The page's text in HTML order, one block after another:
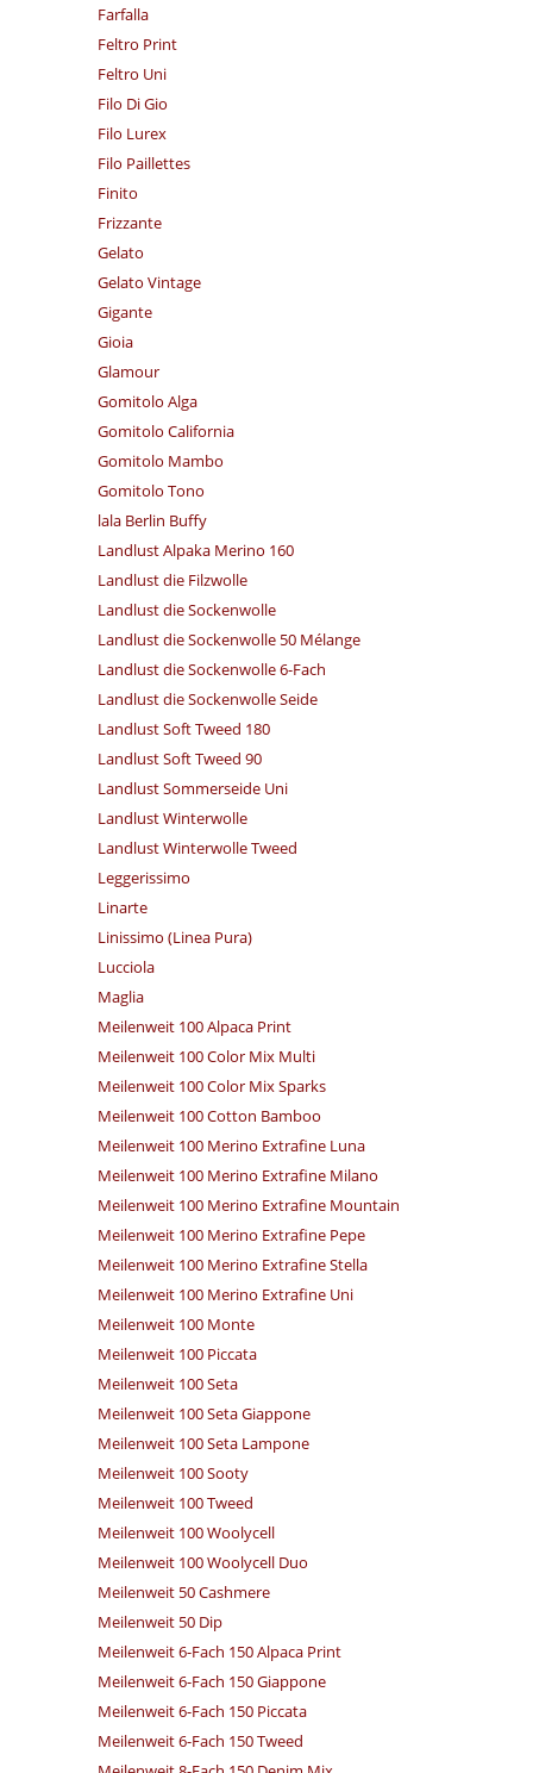
Farfalla
Feltro Print
Feltro Uni
Filo Di Gio
Filo Lurex
Filo Paillettes
Finito
Frizzante
Gelato
Gelato Vintage
Gigante
Gioia
Glamour
Gomitolo Alga
Gomitolo California
Gomitolo Mambo
Gomitolo Tono
lala Berlin Buffy
Landlust Alpaka Merino 160
Landlust die Filzwolle
Landlust die Sockenwolle
Landlust die Sockenwolle 50 Mélange
Landlust die Sockenwolle 6-Fach
Landlust die Sockenwolle Seide
Landlust Soft Tweed 180
Landlust Soft Tweed 90
Landlust Sommerseide Uni
Landlust Winterwolle
Landlust Winterwolle Tweed
Leggerissimo
Linarte
Linissimo (Linea Pura)
Lucciola
Maglia
Meilenweit 100 Alpaca Print
Meilenweit 100 Color Mix Multi
Meilenweit 100 Color Mix Sparks
Meilenweit 100 Cotton Bamboo
Meilenweit 100 Merino Extrafine Luna
Meilenweit 100 Merino Extrafine Milano
Meilenweit 100 Merino Extrafine Mountain
Meilenweit 100 Merino Extrafine Pepe
Meilenweit 100 Merino Extrafine Stella
Meilenweit 100 Merino Extrafine Uni
Meilenweit 100 Monte
Meilenweit 100 Piccata
Meilenweit 100 Seta
Meilenweit 100 Seta Giappone
Meilenweit 100 Seta Lampone
Meilenweit 100 Sooty
Meilenweit 100 Tweed
Meilenweit 100 Woolycell
Meilenweit 100 Woolycell Duo
Meilenweit 50 Cashmere
Meilenweit 50 Dip
Meilenweit 6-Fach 150 Alpaca Print
Meilenweit 6-Fach 150 Giappone
Meilenweit 6-Fach 150 Piccata
Meilenweit 6-Fach 150 Tweed